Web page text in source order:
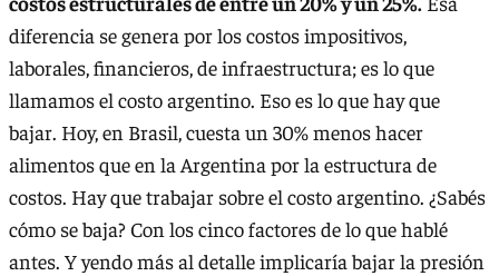
diferencia se genera por los costos impositivos,
laborales, financieros, de infraestructura; es lo que
llamamos el costo argentino. Eso es lo que hay que
bajar. Hoy, en Brasil, cuesta un 30% menos hacer
alimentos que en la Argentina por la estructura de
costos. Hay que trabajar sobre el costo argentino. ¿Sabés
cómo se baja? Con los cinco factores de lo que hablé
antes. Y yendo más al detalle implicaría bajar la presión